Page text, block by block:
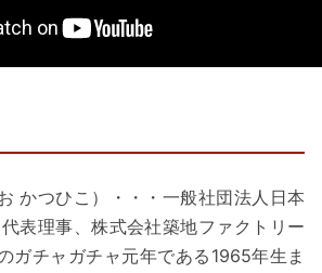
かつひこ）・・・一般社団法人日本
表理事、株式会社築地ファクトリー
ガチャガチャ元年である1965年生ま